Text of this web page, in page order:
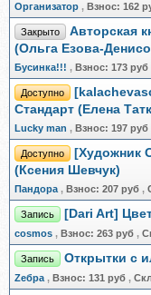
Организатор , Взнос: 162
Закрыто
Авторская
(Ольга Езова-
Бусинка!!! , Взнос: 173 руб
Доступно
Стандарт (Елена
Lucky man , Взнос: 197 руб
Доступно
[Художник
(Ксения Шевчук)
Пандора , Взнос: 207 руб ,
Запись [Dari Art]
cosmos , Взнос: 263 руб ,
Запись Открытки с
Zебра , Взнос: 131 руб ,